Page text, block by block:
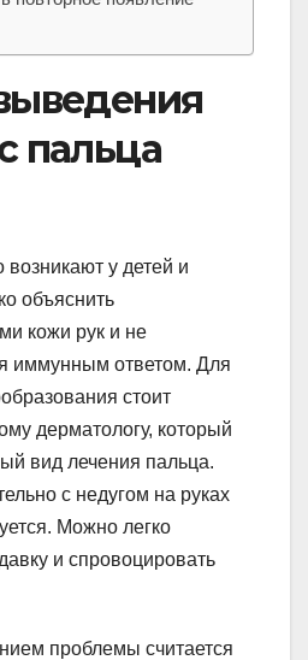
пальца
у детей и
объяснить
кожи рук и не
иммунным ответом. Для
стоит
дерматологу, который
вид лечения пальца.
с недугом на руках
Можно легко
и спровоцировать
проблемы считается